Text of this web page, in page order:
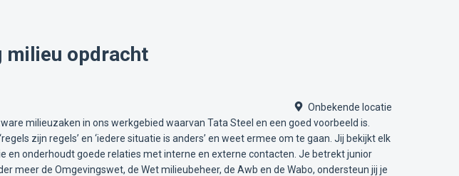
milieu opdracht
Onbekende locatie
milieuzaken in ons werkgebied waarvan Tata Steel en een goed voorbeeld is.
zijn regels’ en ‘iedere situatie is anders’ en weet ermee om te gaan. Jij bekijkt elk
onderhoudt goede relaties met interne en externe contacten. Je betrekt junior
meer de Omgevingswet, de Wet milieubeheer, de Awb en de Wabo, ondersteun jij je